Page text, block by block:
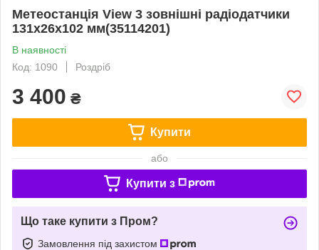
Метеостанція View 3 зовнішні радіодатчики
131x26x102 мм(35114201)
В наявності
Код: 1090
Роздріб
3 400 ₴
Купити
або
Купити з
Що таке купити з Пром?
Замовлення під захистом